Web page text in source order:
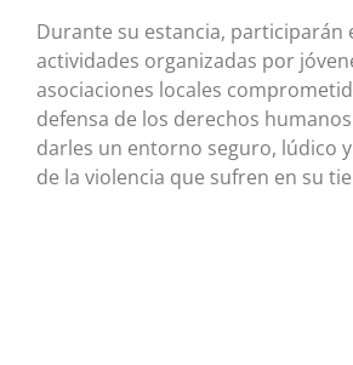
Durante su estancia, participarán
actividades organizadas por
asociaciones locales
defensa de los derechos
darles un entorno seguro, lúdico
de la violencia que sufren en su